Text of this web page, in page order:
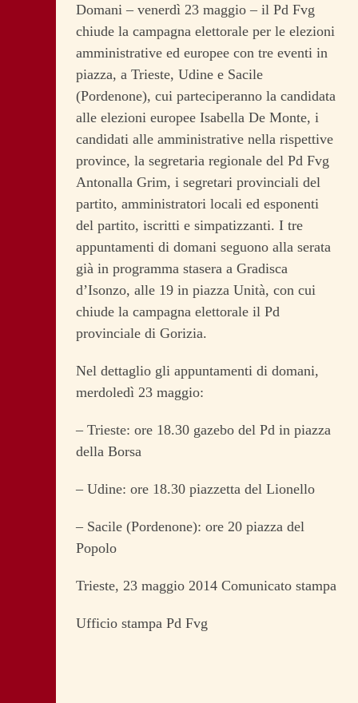
Domani – venerdì 23 maggio – il Pd Fvg
chiude la campagna elettorale per le elezioni
amministrative ed europee con tre eventi in
piazza, a Trieste, Udine e Sacile
(Pordenone), cui parteciperanno la candidata
alle elezioni europee Isabella De Monte, i
candidati alle amministrative nella rispettive
province, la segretaria regionale del Pd Fvg
Antonalla Grim, i segretari provinciali del
partito, amministratori locali ed esponenti
del partito, iscritti e simpatizzanti. I tre
appuntamenti di domani seguono alla serata
già in programma stasera a Gradisca
d’Isonzo, alle 19 in piazza Unità, con cui
chiude la campagna elettorale il Pd
provinciale di Gorizia.
Nel dettaglio gli appuntamenti di domani,
merdoledì 23 maggio:
– Trieste: ore 18.30 gazebo del Pd in piazza
della Borsa
– Udine: ore 18.30 piazzetta del Lionello
– Sacile (Pordenone): ore 20 piazza del
Popolo
Trieste, 23 maggio 2014 Comunicato stampa
Ufficio stampa Pd Fvg